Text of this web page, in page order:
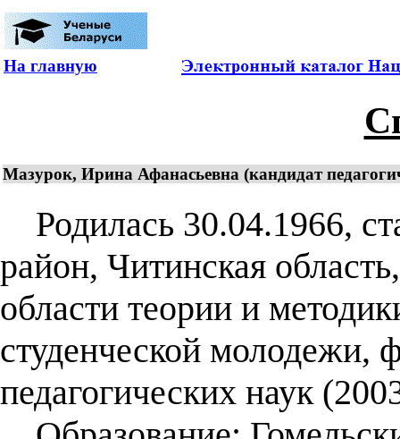
На главную
Мазурок, Ирина Афанасьевна (кандидат
Родилась 30.04.1966,
район, Читинская
области теории и
студенческой молодежи,
педагогических наук